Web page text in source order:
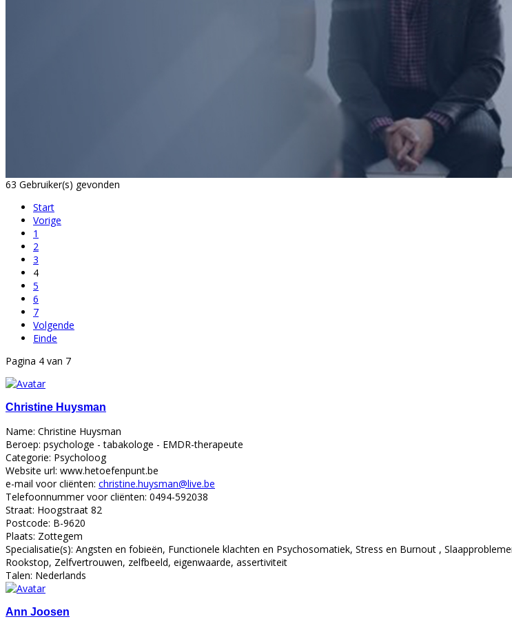
63 Gebruiker(s) gevonden
Start
Vorige
1
2
3
4
5
6
7
Volgende
Einde
Pagina 4 van 7
Christine Huysman
Name: Christine Huysman
Beroep: psychologe - tabakologe - EMDR-therapeute
Categorie: Psycholoog
Website url: www.hetoefenpunt.be
e-mail voor cliënten: christine.huysman@live.be
Telefoonnummer voor cliënten: 0494-592038
Straat: Hoogstraat 82
Postcode: B-9620
Plaats: Zottegem
Specialisatie(s): Angsten en fobieën, Functionele klachten en Psychosomatiek, Stress en Burnout ,
Rookstop, Zelfvertrouwen, zelfbeeld, eigenwaarde, assertiviteit
Talen: Nederlands
Ann Joosen